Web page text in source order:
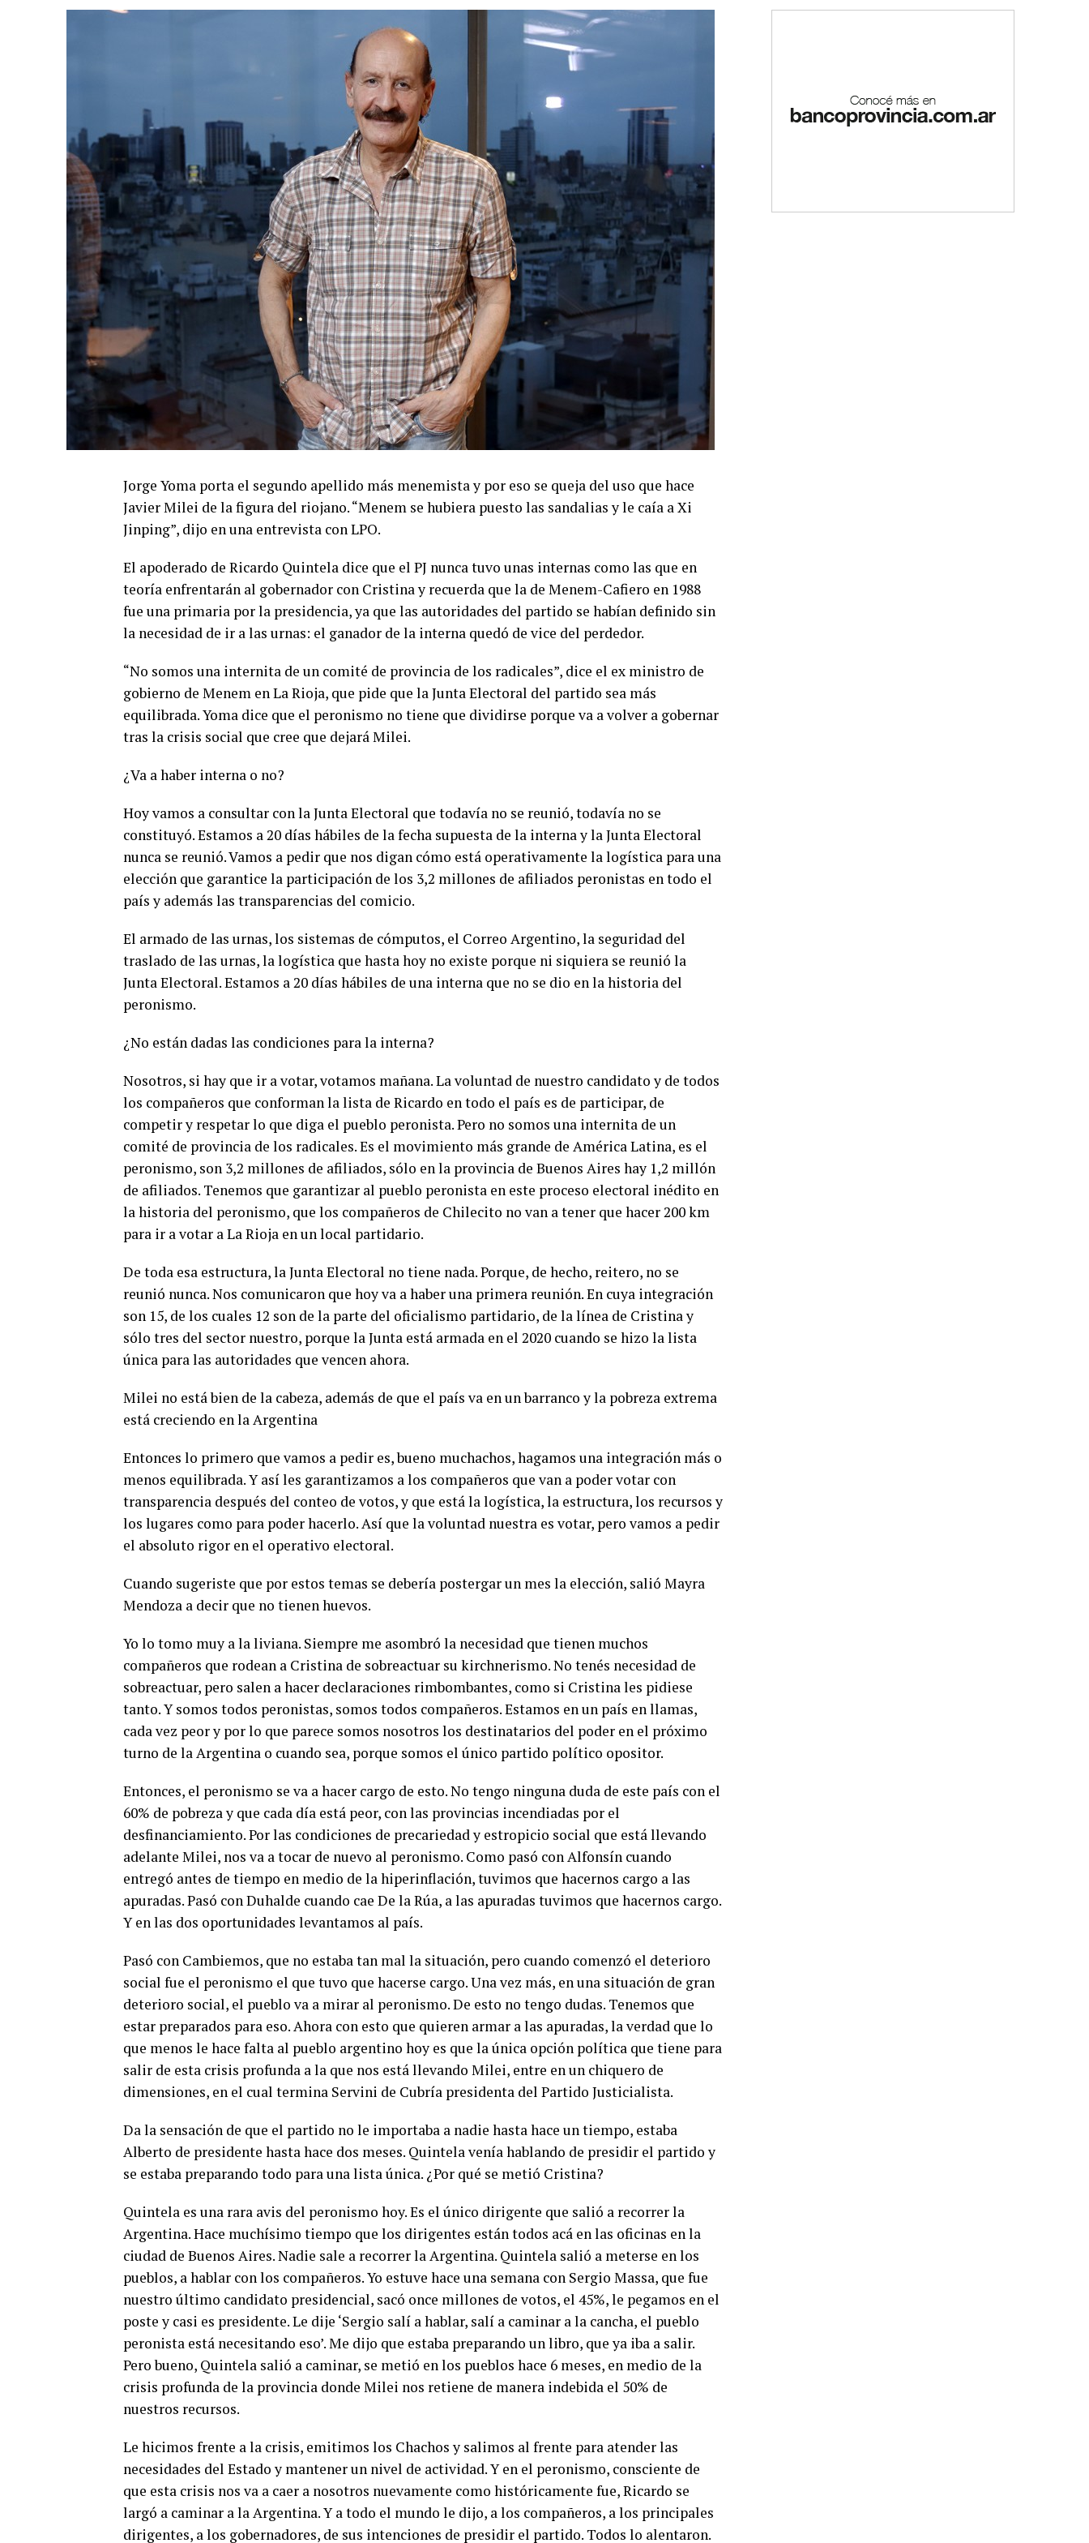
Jorge Yoma porta el segundo apellido más menemista y por eso se queja del uso que hace
Javier Milei de la figura del riojano. “Menem se hubiera puesto las sandalias y le caía a Xi
Jinping”, dijo en una entrevista con LPO.
El apoderado de Ricardo Quintela dice que el PJ nunca tuvo unas internas como las que en
teoría enfrentarán al gobernador con Cristina y recuerda que la de Menem-Cafiero en 1988
fue una primaria por la presidencia, ya que las autoridades del partido se habían definido sin
la necesidad de ir a las urnas: el ganador de la interna quedó de vice del perdedor.
“No somos una internita de un comité de provincia de los radicales”, dice el ex ministro de
gobierno de Menem en La Rioja, que pide que la Junta Electoral del partido sea más
equilibrada. Yoma dice que el peronismo no tiene que dividirse porque va a volver a gobernar
tras la crisis social que cree que dejará Milei.
¿Va a haber interna o no?
Hoy vamos a consultar con la Junta Electoral que todavía no se reunió, todavía no se
constituyó. Estamos a 20 días hábiles de la fecha supuesta de la interna y la Junta Electoral
nunca se reunió. Vamos a pedir que nos digan cómo está operativamente la logística para una
elección que garantice la participación de los 3,2 millones de afiliados peronistas en todo el
país y además las transparencias del comicio.
El armado de las urnas, los sistemas de cómputos, el Correo Argentino, la seguridad del
traslado de las urnas, la logística que hasta hoy no existe porque ni siquiera se reunió la
Junta Electoral. Estamos a 20 días hábiles de una interna que no se dio en la historia del
peronismo.
¿No están dadas las condiciones para la interna?
Nosotros, si hay que ir a votar, votamos mañana. La voluntad de nuestro candidato y de todos
los compañeros que conforman la lista de Ricardo en todo el país es de participar, de
competir y respetar lo que diga el pueblo peronista. Pero no somos una internita de un
comité de provincia de los radicales. Es el movimiento más grande de América Latina, es el
peronismo, son 3,2 millones de afiliados, sólo en la provincia de Buenos Aires hay 1,2 millón
de afiliados. Tenemos que garantizar al pueblo peronista en este proceso electoral inédito en
la historia del peronismo, que los compañeros de Chilecito no van a tener que hacer 200 km
para ir a votar a La Rioja en un local partidario.
De toda esa estructura, la Junta Electoral no tiene nada. Porque, de hecho, reitero, no se
reunió nunca. Nos comunicaron que hoy va a haber una primera reunión. En cuya integración
son 15, de los cuales 12 son de la parte del oficialismo partidario, de la línea de Cristina y
sólo tres del sector nuestro, porque la Junta está armada en el 2020 cuando se hizo la lista
única para las autoridades que vencen ahora.
Milei no está bien de la cabeza, además de que el país va en un barranco y la pobreza extrema
está creciendo en la Argentina
Entonces lo primero que vamos a pedir es, bueno muchachos, hagamos una integración más o
menos equilibrada. Y así les garantizamos a los compañeros que van a poder votar con
transparencia después del conteo de votos, y que está la logística, la estructura, los recursos y
los lugares como para poder hacerlo. Así que la voluntad nuestra es votar, pero vamos a pedir
el absoluto rigor en el operativo electoral.
Cuando sugeriste que por estos temas se debería postergar un mes la elección, salió Mayra
Mendoza a decir que no tienen huevos.
Yo lo tomo muy a la liviana. Siempre me asombró la necesidad que tienen muchos
compañeros que rodean a Cristina de sobreactuar su kirchnerismo. No tenés necesidad de
sobreactuar, pero salen a hacer declaraciones rimbombantes, como si Cristina les pidiese
tanto. Y somos todos peronistas, somos todos compañeros. Estamos en un país en llamas,
cada vez peor y por lo que parece somos nosotros los destinatarios del poder en el próximo
turno de la Argentina o cuando sea, porque somos el único partido político opositor.
Entonces, el peronismo se va a hacer cargo de esto. No tengo ninguna duda de este país con el
60% de pobreza y que cada día está peor, con las provincias incendiadas por el
desfinanciamiento. Por las condiciones de precariedad y estropicio social que está llevando
adelante Milei, nos va a tocar de nuevo al peronismo. Como pasó con Alfonsín cuando
entregó antes de tiempo en medio de la hiperinflación, tuvimos que hacernos cargo a las
apuradas. Pasó con Duhalde cuando cae De la Rúa, a las apuradas tuvimos que hacernos cargo.
Y en las dos oportunidades levantamos al país.
Pasó con Cambiemos, que no estaba tan mal la situación, pero cuando comenzó el deterioro
social fue el peronismo el que tuvo que hacerse cargo. Una vez más, en una situación de gran
deterioro social, el pueblo va a mirar al peronismo. De esto no tengo dudas. Tenemos que
estar preparados para eso. Ahora con esto que quieren armar a las apuradas, la verdad que lo
que menos le hace falta al pueblo argentino hoy es que la única opción política que tiene para
salir de esta crisis profunda a la que nos está llevando Milei, entre en un chiquero de
dimensiones, en el cual termina Servini de Cubría presidenta del Partido Justicialista.
Da la sensación de que el partido no le importaba a nadie hasta hace un tiempo, estaba
Alberto de presidente hasta hace dos meses. Quintela venía hablando de presidir el partido y
se estaba preparando todo para una lista única. ¿Por qué se metió Cristina?
Quintela es una rara avis del peronismo hoy. Es el único dirigente que salió a recorrer la
Argentina. Hace muchísimo tiempo que los dirigentes están todos acá en las oficinas en la
ciudad de Buenos Aires. Nadie sale a recorrer la Argentina. Quintela salió a meterse en los
pueblos, a hablar con los compañeros. Yo estuve hace una semana con Sergio Massa, que fue
nuestro último candidato presidencial, sacó once millones de votos, el 45%, le pegamos en el
poste y casi es presidente. Le dije ‘Sergio salí a hablar, salí a caminar a la cancha, el pueblo
peronista está necesitando eso’. Me dijo que estaba preparando un libro, que ya iba a salir.
Pero bueno, Quintela salió a caminar, se metió en los pueblos hace 6 meses, en medio de la
crisis profunda de la provincia donde Milei nos retiene de manera indebida el 50% de
nuestros recursos.
Le hicimos frente a la crisis, emitimos los Chachos y salimos al frente para atender las
necesidades del Estado y mantener un nivel de actividad. Y en el peronismo, consciente de
que esta crisis nos va a caer a nosotros nuevamente como históricamente fue, Ricardo se
largó a caminar a la Argentina. Y a todo el mundo le dijo, a los compañeros, a los principales
dirigentes, a los gobernadores, de sus intenciones de presidir el partido. Todos lo alentaron.